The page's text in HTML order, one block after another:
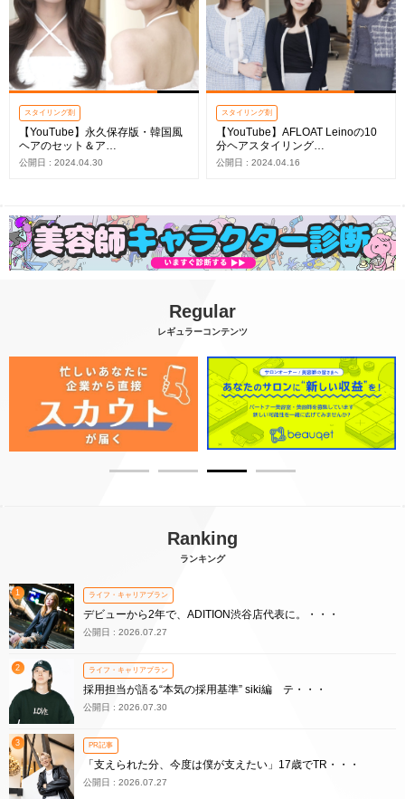
スタイリング剤
【YouTube】永久保存版・韓国風
ヘアのセット＆ア…
公開日 : 2024.04.30
スタイリング剤
【YouTube】AFLOAT Leinoの10
分ヘアスタイリング…
公開日 : 2024.04.16
Regular
レギュラーコンテンツ
Ranking
ランキング
1 ライフ・キャリアプラン
デビューから2年で、ADITION渋谷店代表に。・・・
公開日 : 2026.07.27
2 ライフ・キャリアプラン
採用担当が語る“本気の採用基準” siki編 テ・・・
公開日 : 2026.07.30
3 PR記事
「支えられた分、今度は僕が支えたい」17歳でTR・・・
公開日 : 2026.07.27